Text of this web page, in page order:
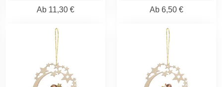
Ab 11,30 €
Ab 6,50 €